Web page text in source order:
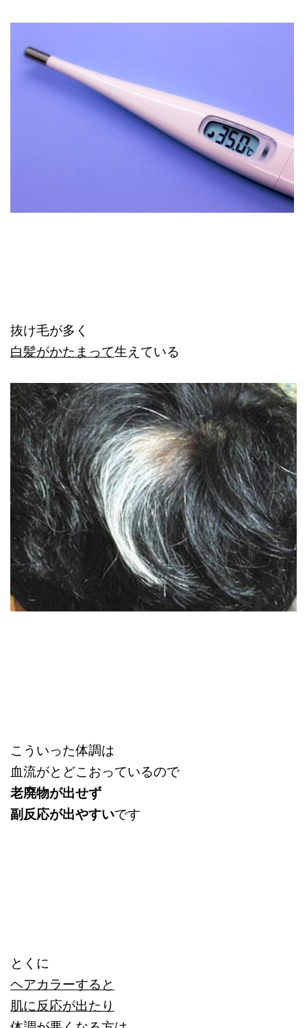
抜け毛が多く
白髪がかたまって生えている
こういった体調は
血流がとどこおっているので
老廃物が出せず
副反応が出やすいです
とくに
ヘアカラーすると
肌に反応が出たり